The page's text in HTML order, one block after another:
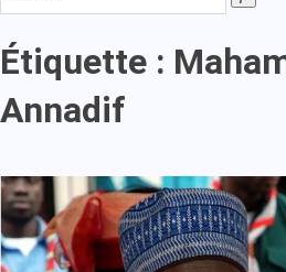
Étiquette :
Annadif